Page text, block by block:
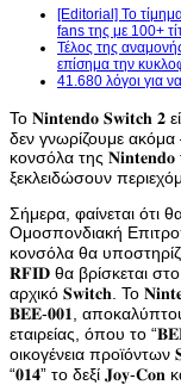
[Editorial] Το
fans της με 100+
Τέλος της
επίσημα την
41.680 λόγοι για
Το 𝐍𝐢𝐧𝐭𝐞𝐧𝐝𝐨 𝐒𝐰𝐢𝐭𝐜𝐡 𝟐
δεν γνωρίζουμε
κονσόλα της
ξεκλειδώσουν
Σήμερα, φαίνεται ότι
Ομοσπονδιακή
κονσόλα θα
𝐑𝐅𝐈𝐃 θα βρίσκεται
αρχικό 𝐒𝐰𝐢𝐭𝐜𝐡. Το
𝐁𝐄𝐄-𝟎𝟎𝟏,
εταιρείας, όπου το
οικογένεια προϊόντων
“𝟎𝟏𝟒” το δεξί 𝐉𝐨𝐲-𝐂𝐨𝐧